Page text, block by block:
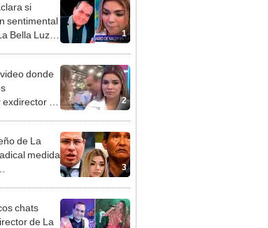
1
si
sentimental
Bella Luz
2
donde
de
3
de La
medida
chats
de La